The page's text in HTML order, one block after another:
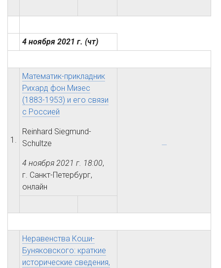
4 ноября 2021 г. (чт)
1.
Математик-прикладник
Рихард фон Мизес
(1883-1953) и его связи
с Россией
Reinhard Siegmund-
Schultze
4 ноября 2021 г. 18:00,
г. Санкт-Петербург,
онлайн
Неравенства Коши-
Буняковского: краткие
исторические сведения,